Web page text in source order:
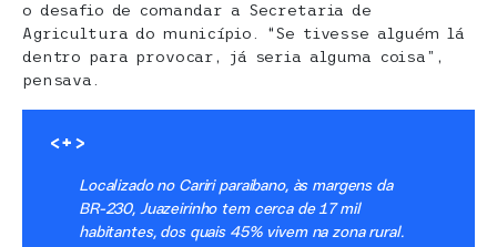
o desafio de comandar a Secretaria de
Agricultura do município. “Se tivesse alguém lá
dentro para provocar, já seria alguma coisa”,
pensava.
<+>
Localizado no Cariri paraibano, às margens da
BR-230, Juazeirinho tem cerca de 17 mil
habitantes, dos quais 45% vivem na zona rural.